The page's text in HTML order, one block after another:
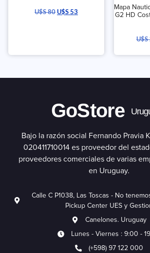
U$S80U$S53
Mapa
G2 HD
U$S
GoStore
Bajo la razón social Fernando Pravia
020411710014 es proveedor del
proveedores comerciales de varias
en Uruguay.
Calle C P1038, Las Toscas - No
Pickup Center UES y
Canelones. Uruguay
Lunes - Viernes : 9:00 -
(+598) 97 122 000